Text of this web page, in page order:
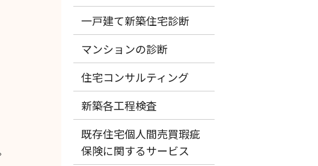
一戸建て新築住宅診断
マンションの診断
住宅コンサルティング
新築各工程検査
既存住宅個人間売買瑕疵
保険に関するサービス